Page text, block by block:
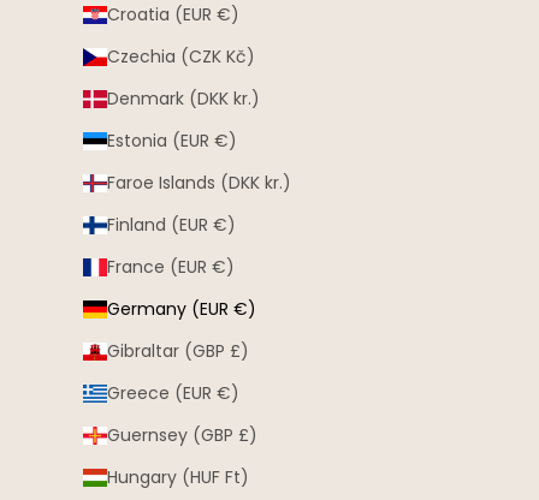
Croatia (EUR €)
Czechia (CZK Kč)
Denmark (DKK kr.)
Estonia (EUR €)
Faroe Islands (DKK kr.)
Finland (EUR €)
France (EUR €)
Germany (EUR €)
Gibraltar (GBP £)
Greece (EUR €)
Guernsey (GBP £)
Hungary (HUF Ft)